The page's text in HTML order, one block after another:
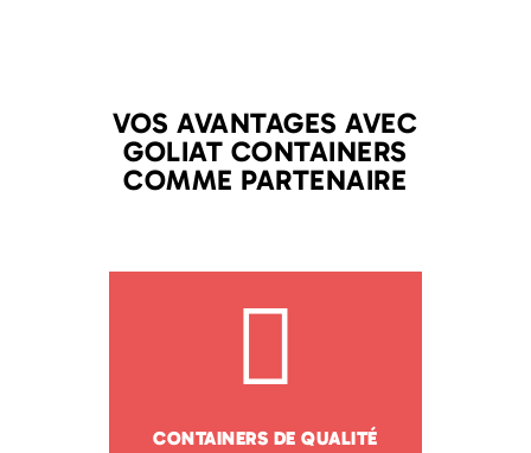
VOS AVANTAGES AVEC
GOLIAT CONTAINERS
COMME PARTENAIRE
CONTAINERS DE QUALITÉ